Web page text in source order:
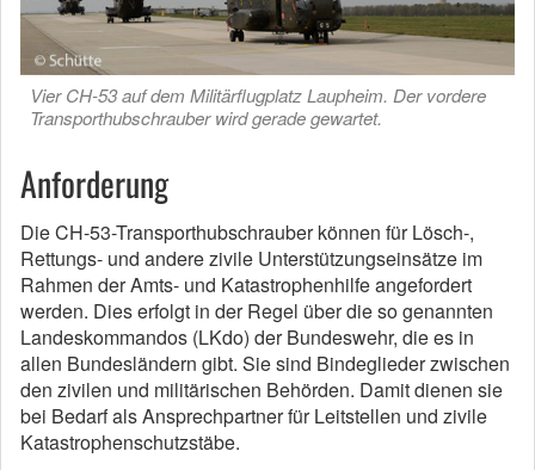
Vier CH-53 auf dem Militärflugplatz Laupheim. Der vordere
Transporthubschrauber wird gerade gewartet.
Anforderung
Die CH-53-Transporthubschrauber können für Lösch-,
Rettungs- und andere zivile Unterstützungseinsätze im
Rahmen der Amts- und Katastrophenhilfe angefordert
werden. Dies erfolgt in der Regel über die so genannten
Landeskommandos (LKdo) der Bundeswehr, die es in
allen Bundesländern gibt. Sie sind Bindeglieder zwischen
den zivilen und militärischen Behörden. Damit dienen sie
bei Bedarf als Ansprechpartner für Leitstellen und zivile
Katastrophenschutzstäbe.